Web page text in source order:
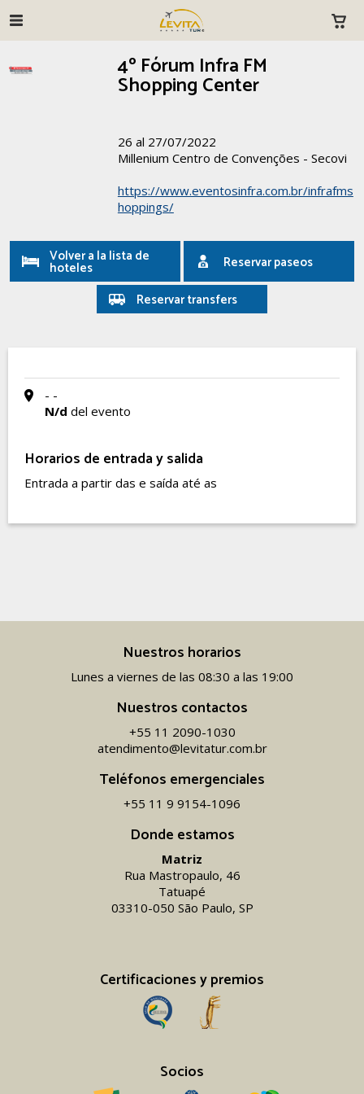
4º Fórum Infra FM
Shopping Center
26 al 27/07/2022
Millenium Centro de Convenções - Secovi
https://www.eventosinfra.com.br/infrafms
hoppings/
Volver a la lista de
hoteles
Reservar paseos
Reservar transfers
- -
N/d del evento
Horarios de entrada y salida
Entrada a partir das e saída até as
Donde estamos
Matriz
Rua Mastropaulo, 46
Tatuapé
03310-050 São Paulo, SP
Certificaciones y premios
Socios
Nuestros horarios
Lunes a viernes de las 08:30 a las 19:00
Nuestros contactos
+55 11 2090-1030
atendimento@levitatur.com.br
Teléfonos emergenciales
+55 11 9 9154-1096‬